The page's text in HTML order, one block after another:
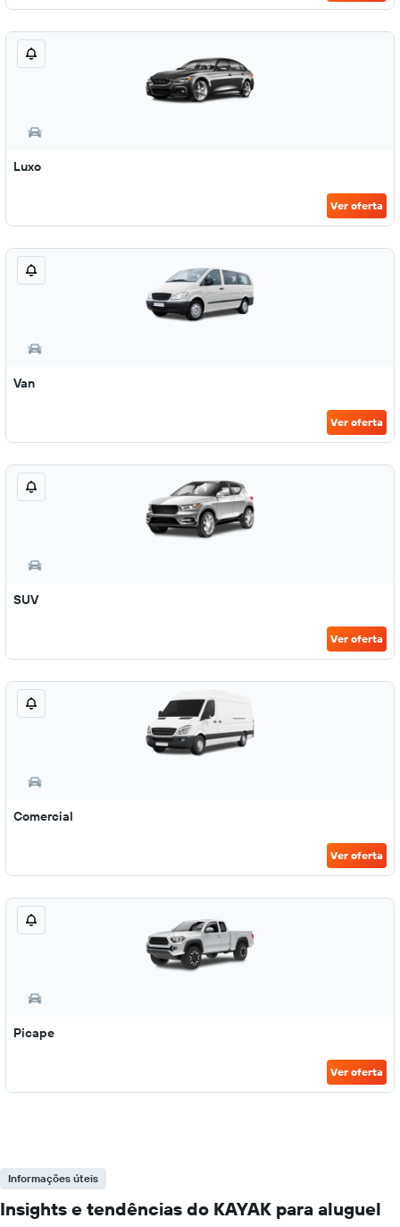
Luxo
Ver oferta
Van
Ver oferta
SUV
Ver oferta
Comercial
Ver oferta
Picape
Ver oferta
Informações úteis
Insights e tendências do KAYAK para aluguel